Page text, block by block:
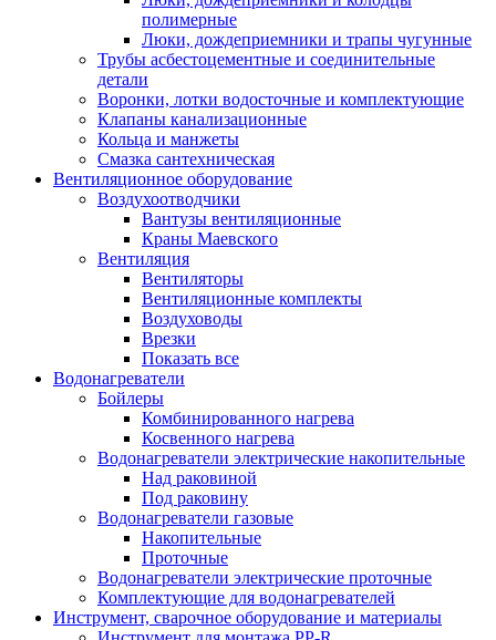
полимерные
Люки, дождеприемники и трапы чугунные
Трубы асбестоцементные и соединительные
детали
Воронки, лотки водосточные и комплектующие
Клапаны канализационные
Кольца и манжеты
Смазка сантехническая
Вентиляционное оборудование
Воздухоотводчики
Вантузы вентиляционные
Краны Маевского
Вентиляция
Вентиляторы
Вентиляционные комплекты
Воздуховоды
Врезки
Показать все
Водонагреватели
Бойлеры
Комбинированного нагрева
Косвенного нагрева
Водонагреватели электрические накопительные
Над раковиной
Под раковину
Водонагреватели газовые
Накопительные
Проточные
Водонагреватели электрические проточные
Комплектующие для водонагревателей
Инструмент, сварочное оборудование и материалы